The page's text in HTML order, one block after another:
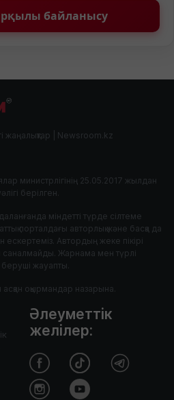
байланысу
жаңалықтар | Newsroom.kz
министрлігінің 25.05.2017 жылдан
берілген.
міндетті түрде сілтеме
порталдағы авторлық және басқа да
ескертеміз. Автордың жеке пікірі
саналмайды. Жарнама мен түрлі
жауапты.
оқырмандар назарына.
Әлеуметтік
желілер: